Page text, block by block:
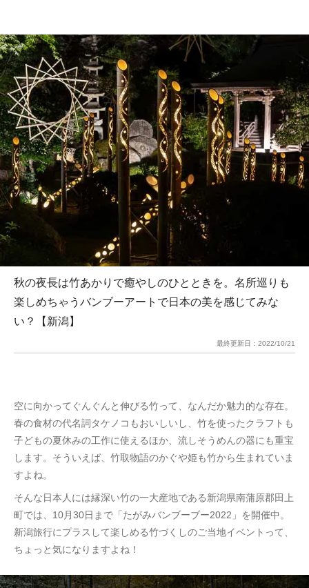
秋の夜長は竹あかりで癒やしのひとときを。名所巡りも
楽しめちゃうバンブーアートで日本の美を感じてみな
い？【新潟】
最終更新日： 2022/10/21
空に向かってぐんぐんと伸びる竹って、なんだか魅力的な存在。
春の食材の代名詞タケノコもおいしいし、竹を使ったクラフトも
子どもの夏休みの工作に使えるほか、流しそうめんの器にも重宝
します。そういえば、竹取物語のかぐや姫も竹から生まれていま
すよね。
そんな日本人には縁深い竹の一大産地である新潟県南蒲原郡田上
町では、10月30日まで「たがみバンブーブー2022」を開催中。
新潟旅行にプラスして楽しめる竹づくしのご当地イベントって、
ちょっと気になりますよね！